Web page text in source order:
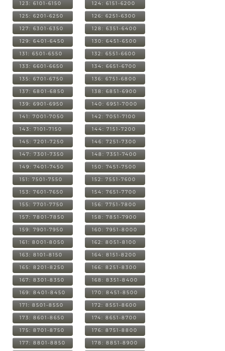
123: 6101-6150 124: 6151-6200
125: 6201-6250 126: 6251-6300
127: 6301-6350 128: 6351-6400
129: 6401-6450 130: 6451-6500
131: 6501-6550 132: 6551-6600
133: 6601-6650 134: 6651-6700
135: 6701-6750 136: 6751-6800
137: 6801-6850 138: 6851-6900
139: 6901-6950 140: 6951-7000
141: 7001-7050 142: 7051-7100
143: 7101-7150 144: 7151-7200
145: 7201-7250 146: 7251-7300
147: 7301-7350 148: 7351-7400
149: 7401-7450 150: 7451-7500
151: 7501-7550 152: 7551-7600
153: 7601-7650 154: 7651-7700
155: 7701-7750 156: 7751-7800
157: 7801-7850 158: 7851-7900
159: 7901-7950 160: 7951-8000
161: 8001-8050 162: 8051-8100
163: 8101-8150 164: 8151-8200
165: 8201-8250 166: 8251-8300
167: 8301-8350 168: 8351-8400
169: 8401-8450 170: 8451-8500
171: 8501-8550 172: 8551-8600
173: 8601-8650 174: 8651-8700
175: 8701-8750 176: 8751-8800
177: 8801-8850 178: 8851-8900